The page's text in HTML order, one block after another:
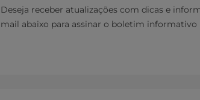
Deseja receber atualizações com dicas e
mail abaixo para assinar o boletim informativo